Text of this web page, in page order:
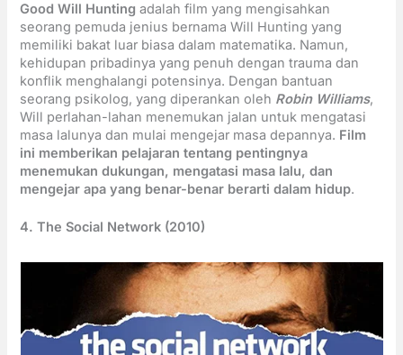
Good Will Hunting adalah film yang mengisahkan
seorang pemuda jenius bernama Will Hunting yang
memiliki bakat luar biasa dalam matematika. Namun,
kehidupan pribadinya yang penuh dengan trauma dan
konflik menghalangi potensinya. Dengan bantuan
seorang psikolog, yang diperankan oleh Robin Williams,
Will perlahan-lahan menemukan jalan untuk mengatasi
masa lalunya dan mulai mengejar masa depannya. Film
ini memberikan pelajaran tentang pentingnya
menemukan dukungan, mengatasi masa lalu, dan
mengejar apa yang benar-benar berarti dalam hidup.
4. The Social Network (2010)